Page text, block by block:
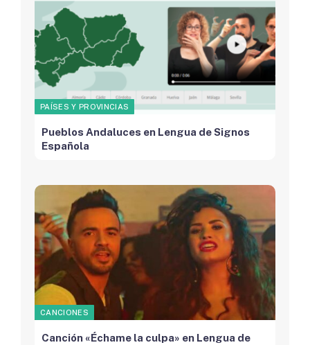
PAÍSES Y PROVINCIAS
Pueblos Andaluces en Lengua de Signos
Española
CANCIONES
Canción «Échame la culpa» en Lengua de